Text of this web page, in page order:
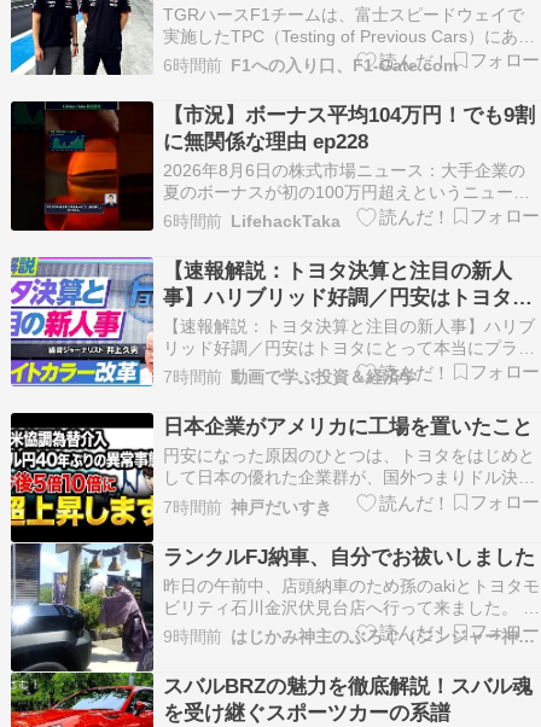
TGRハースF1チームは、富士スピードウェイで
実施したTPC（Testing of Previous Cars）にあわ
せて、そのプログラムの目的や舞台裏を紹介する
動画を公開した。 TPCはFIA（国際自動車連盟）
の規則で認められた旧型F1マシンによるテストで
あり、ドライバー育成だ…
6時間前 F1への入り口、F1-Gate.com
【市況】ボーナス平均104万円！でも9割
に無関係な理由 ep228
2026年8月6日の株式市場ニュース：大手企業の
夏のボーナスが初の100万円超えというニュース
を、個人の資産形成の視点で解説について解説し
ます。 【速報】大手企業の夏のボーナスが初の
100万円超えというニュースを、個人の資産形成
の視点で解説で何が起きているのか2026年8月6
日…
6時間前 LifehackTaka
【速報解説：トヨタ決算と注目の新人
事】ハリブリッド好調／円安はトヨタに
とって本当にプラスなのか？／BRアド
ミ改革のミッション／ホンダは中国で大
苦戦／ホンダ２輪が絶好調の理由
【速報解説：トヨタ決算と注目の新人事】ハリブ
リッド好調／円安はトヨタにとって本当にプラス
なのか？／BRアドミ改革のミッション／ホンダ
は中国で大苦戦／ホンダ２輪が絶好調の理由
【PIVOT】 ビジネス映像メディア「PIVOT」の
YouTubeチャンネルです。 経営、テクノロジー、
マネ…
7時間前 動画で学ぶ投資＆経済学
日本企業がアメリカに工場を置いたこと
円安になった原因のひとつは、トヨタをはじめと
して日本の優れた企業群が、国外つまりドル決済
の場に工場を移したこと。このニュースは知って
いたよ。結局、アメリカは、製造業を手放して、
USスチールのフィラデルフィアも、自動車産業
のデトロイトも、ゴーストタウンになっていっ
た。そこで、アメリ…
7時間前 神戸だいすき
ランクルFJ納車、自分でお祓いしました
昨日の午前中、店頭納車のため孫のakiとトヨタモ
ビリティ石川金沢伏見台店へ行って来ました。 新
車のランクルFJの前でさっそく記念写真。 納車
したら、いの一番にakiを乗せると約束していたか
らです。 途中、ガソリンスタンドで満タンにして
から、帰ってすぐに、当社遥拝所で新車修祓
(し…
9時間前 はじかみ神主のぶろぐ（ジンジャー神社）
スバルBRZの魅力を徹底解説！スバル魂
を受け継ぐスポーツカーの系譜